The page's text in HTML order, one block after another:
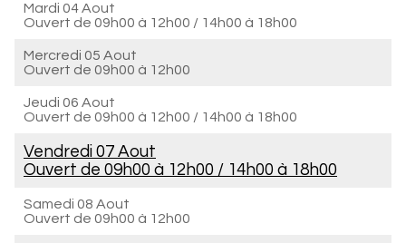
Mardi 04 Aout
Ouvert de 09h00 à 12h00 / 14h00 à 18h00
Mercredi 05 Aout
Ouvert de 09h00 à 12h00
Jeudi 06 Aout
Ouvert de 09h00 à 12h00 / 14h00 à 18h00
Vendredi 07 Aout
Ouvert de 09h00 à 12h00 / 14h00 à 18h00
Samedi 08 Aout
Ouvert de 09h00 à 12h00